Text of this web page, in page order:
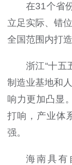
在31个省
立足实际、错
全国范围内打
浙江“十五
制造业基地和
响力更加凸显
打响，产业体
强。
海南具有